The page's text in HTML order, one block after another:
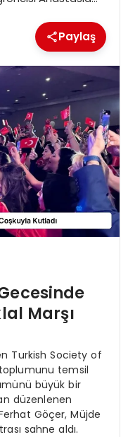
Paylaş
Marşı
Turkish Society of
toplumunu temsil
büyük bir
düzenlenen
Göçer, Müjde
sahne aldı.